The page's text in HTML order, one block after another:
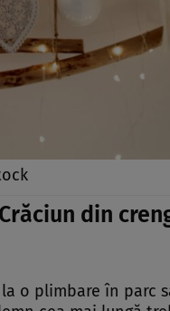
din
o plimbare în parc